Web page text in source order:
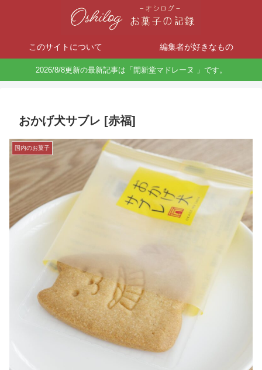
このサイトについて 編集者が好きなもの
2026/8/8更新の最新記事は「開新堂マドレーヌ 」です。
おかげ犬サブレ [赤福]
国内のお菓子